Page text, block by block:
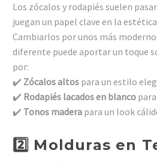
Los zócalos y rodapiés suelen
juegan un papel clave en la
Cambiarlos por unos más
diferente puede aportar un toque
por:
✔️ Zócalos altos para un estilo
✔️ Rodapiés lacados en blanco
✔️ Tonos madera para un look
2️⃣ Molduras en